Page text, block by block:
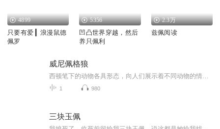
4899
只要有爱 ▎浪漫鼠德
佩罗
5356
凹凸世界穿越，然后
养只佩利
2.3万
兹佩阅读
威尼佩格狼
1 980
三块玉佩